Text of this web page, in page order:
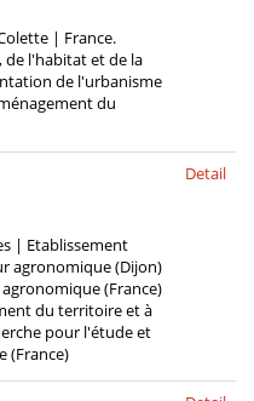
| France.
de l'habitat et de la
de l'urbanisme
du
| Etablissement
agronomique (Dijon)
(France)
du territoire et à
pour l'étude et
(France)
Detail